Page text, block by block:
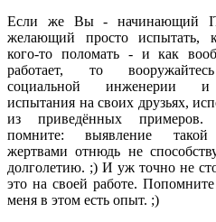
Если же Вы - начинающий IT-
желающий просто испытать,
кого-то поломать - и как
работает, то
социальной инженерии и
испытания на своих друзьях,
из приведённых
помните: выявление такой
жертвами отнюдь не
долголетию. ;) И уж точно не
это на своей работе.
меня в этом есть опыт. ;)